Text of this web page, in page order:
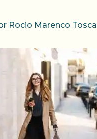
Rocio Marenco